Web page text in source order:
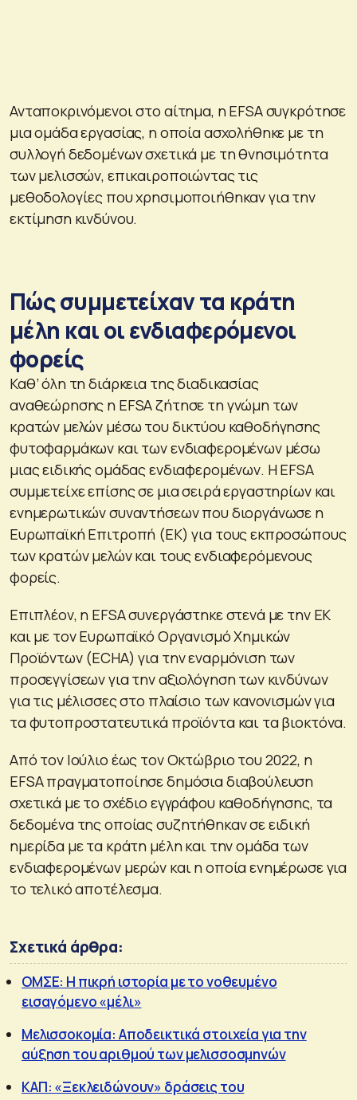
Ανταποκρινόμενοι στο αίτημα, η EFSA συγκρότησε
μια ομάδα εργασίας, η οποία ασχολήθηκε με τη
συλλογή δεδομένων σχετικά με τη θνησιμότητα
των μελισσών, επικαιροποιώντας τις
μεθοδολογίες που χρησιμοποιήθηκαν για την
εκτίμηση κινδύνου.
Πώς συμμετείχαν τα κράτη
μέλη και οι ενδιαφερόμενοι
φορείς
Καθ’ όλη τη διάρκεια της διαδικασίας
αναθεώρησης η EFSA ζήτησε τη γνώμη των
κρατών μελών μέσω του δικτύου καθοδήγησης
φυτοφαρμάκων και των ενδιαφερομένων μέσω
μιας ειδικής ομάδας ενδιαφερομένων. Η EFSA
συμμετείχε επίσης σε μια σειρά εργαστηρίων και
ενημερωτικών συναντήσεων που διοργάνωσε η
Ευρωπαϊκή Επιτροπή (ΕΚ) για τους εκπροσώπους
των κρατών μελών και τους ενδιαφερόμενους
φορείς.
Επιπλέον, η EFSA συνεργάστηκε στενά με την ΕΚ
και με τον Ευρωπαϊκό Οργανισμό Χημικών
Προϊόντων (ECHA) για την εναρμόνιση των
προσεγγίσεων για την αξιολόγηση των κινδύνων
για τις μέλισσες στο πλαίσιο των κανονισμών για
τα φυτοπροστατευτικά προϊόντα και τα βιοκτόνα.
Από τον Ιούλιο έως τον Οκτώβριο του 2022, η
EFSA πραγματοποίησε δημόσια διαβούλευση
σχετικά με το σχέδιο εγγράφου καθοδήγησης, τα
δεδομένα της οποίας συζητήθηκαν σε ειδική
ημερίδα με τα κράτη μέλη και την ομάδα των
ενδιαφερομένων μερών και η οποία ενημέρωσε για
το τελικό αποτέλεσμα.
Σχετικά άρθρα:
ΟΜΣΕ: Η πικρή ιστορία με το νοθευμένο
εισαγόμενο «μέλι»
Μελισσοκομία: Αποδεικτικά στοιχεία για την
αύξηση του αριθμού των μελισσοσμηνών
ΚΑΠ: «Ξεκλειδώνουν» δράσεις του